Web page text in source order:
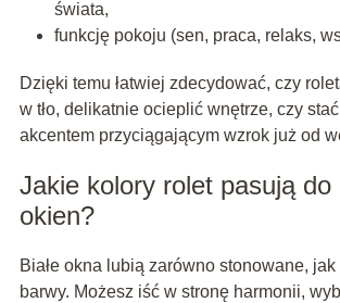
świata,
funkcję pokoju (sen, praca, relaks,
Dzięki temu łatwiej zdecydować, czy
w tło, delikatnie ocieplić wnętrze, czy
akcentem przyciągającym wzrok już od
Jakie kolory rolet pasują do
okien?
Białe okna lubią zarówno stonowane,
barwy. Możesz iść w stronę harmonii,